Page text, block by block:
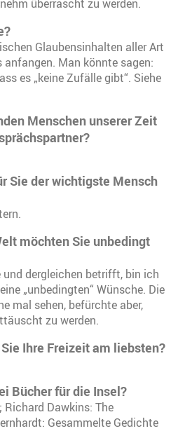
überrascht zu werden.
Glaubensinhalten aller Art
Man könnte sagen:
es „keine Zufälle gibt“. Siehe
Menschen unserer Zeit
Sie der wichtigste Mensch
möchten Sie unbedingt
und dergleichen betrifft, bin ich
„unbedingten“ Wünsche. Die
mal sehen, befürchte aber,
zu werden.
Ihre Freizeit am liebsten?
Bücher für die Insel?
Richard Dawkins: The
Gesammelte Gedichte